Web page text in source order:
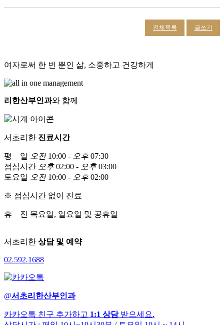
전체목록 글쓰기
여자로써 한 번 뿐인 삶, 소중하고 건강하게
리한산부인과와 함께
서초리한 진료시간
평 일 오전10:00 - 오후07:30
점심시간 오후02:00 - 오후03:00
토요일 오전10:00 - 오후02:00
※ 점심시간 없이 진료
휴 진 목요일, 일요일 및 공휴일
서초리한 상담 및 예약
02.592.1688
@서초리한산부인과
카카오톡 친구 추가하고 1:1 상담받으세요.